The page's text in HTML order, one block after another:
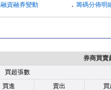
融資融券變動 ． 籌碼分佈明
券商買賣
買超張數
買進 賣出